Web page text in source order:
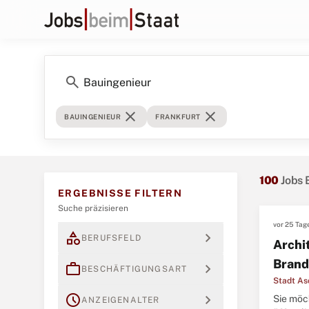
search
BAUINGENIEUR close FRANKFURT close
ERGEBNISSE FILTERN
Suche präzisieren
category BERUFSFELD expand_more
work BESCHÄFTIGUNGSART expand_more
scheduleANZEIGENALTER expand_more
100Jobs
vor 25
Stadt
Sie